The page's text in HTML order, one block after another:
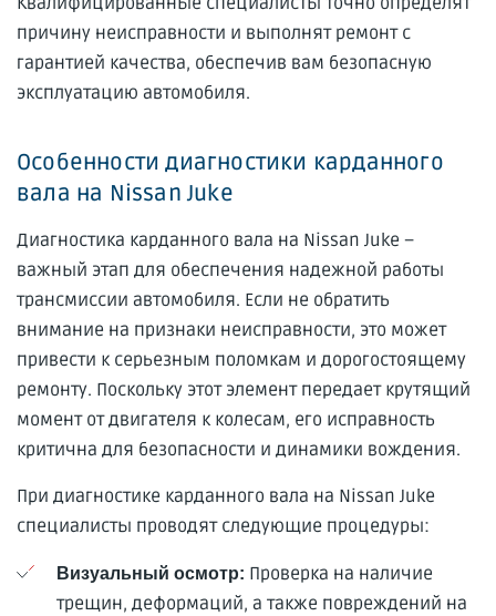
причину неисправности и выполнят ремонт с
гарантией качества, обеспечив вам безопасную
эксплуатацию автомобиля.
Особенности диагностики карданного
вала на Nissan Juke
Диагностика карданного вала на Nissan Juke –
важный этап для обеспечения надежной работы
трансмиссии автомобиля. Если не обратить
внимание на признаки неисправности, это может
привести к серьезным поломкам и дорогостоящему
ремонту. Поскольку этот элемент передает крутящий
момент от двигателя к колесам, его исправность
критична для безопасности и динамики вождения.
При диагностике карданного вала на Nissan Juke
специалисты проводят следующие процедуры:
Визуальный осмотр: Проверка на наличие
трещин, деформаций, а также повреждений на